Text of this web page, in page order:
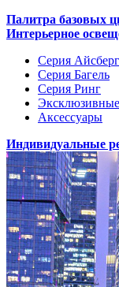
Палитра базовых
Интерьерное
Серия Айсберг
Серия Багель
Серия Ринг
Аксессуары
Индивидуальные